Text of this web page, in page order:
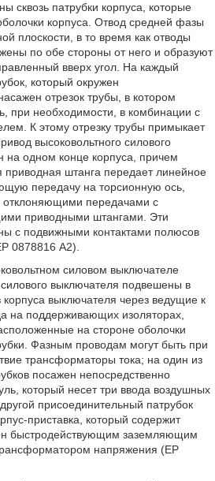
сквозь патрубки корпуса, которые
корпуса. Отвод средней фазы
плоскости, в то время как отводы
по обе стороны от него и образуют
вверх угол. На каждый
который окружен
отрезок трубы, в котором
при необходимости, в комбинации с
К этому отрезку трубы примыкает
высоковольтного силового
на одном конце корпуса, причем
приводная штанга передает линейное
передачу на торсионную ось,
отклоняющими передачами с
приводными штангами. Эти
с подвижными контактами полюсов
0878816 А2).
силовом выключателе
выключателя подвешены в
корпуса выключателя через ведущие к
на поддерживающих изоляторах,
на стороне оболочки
Фазным проводам могут быть при
трансформаторы тока; на один из
посажен непосредственно
который несет три ввода воздушных
присоединительный патрубок
приставка, который содержит
быстродействующим заземляющим
напряжения (ЕР